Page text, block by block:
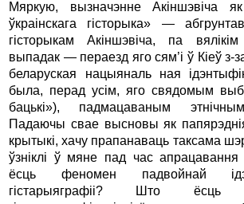
Мяркую, вызначэнне Акіншэвіча
ўкраінскага гісторыка» —
гісторыкам Акіншэвіча, па
выпадак — пераезд яго сям’і ў Кіеў з-
беларуская нацыяналь ная
была, перад усім, яго свядомым
бацькі»), падмацаваным
Падаючы свае высновы як
крытыкі, хачу прапанаваць таксама
ўзніклі ў мяне пад час
ёсць феномен падвойнай
гістарыяграфіі? Што ёсць